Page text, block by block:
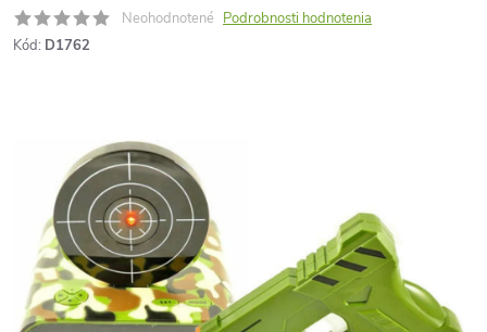
Neohodnotené Podrobnosti hodnotenia
Kód: D1762